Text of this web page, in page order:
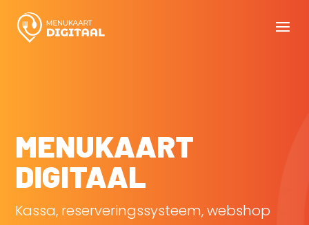
MENUKAART
DIGITAAL
Kassa, reserveringssysteem, webshop